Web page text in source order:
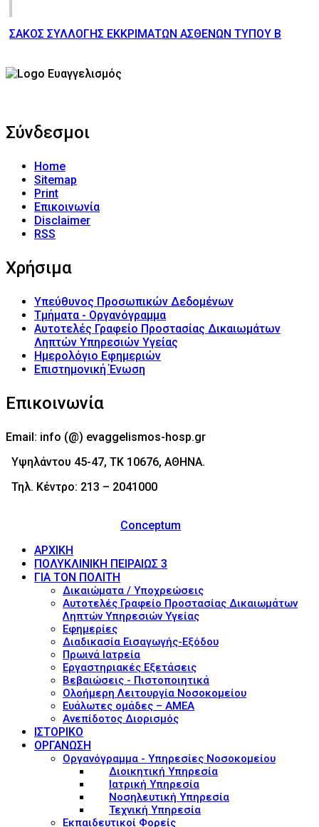
ΣΑΚΟΣ ΣΥΛΛΟΓΗΣ ΕΚΚΡΙΜΑΤΩΝ ΑΣΘΕΝΩΝ ΤΥΠΟΥ Β
Σύνδεσμοι
Home
Sitemap
Print
Επικοινωνία
Disclaimer
RSS
Χρήσιμα
Υπεύθυνος Προσωπικών Δεδομένων
Τμήματα - Οργανόγραμμα
Αυτοτελές Γραφείο Προστασίας Δικαιωμάτων
Ληπτών Υπηρεσιών Υγείας
Ημερολόγιο Εφημεριών
Επιστημονική Ένωση
Επικοινωνία
Email: info (@) evaggelismos-hosp.gr
Υψηλάντου 45-47, ΤΚ 10676, ΑΘΗΝΑ.
Τηλ. Κέντρο: 213 – 2041000
Conceptum
ΑΡΧΙΚΗ
ΠΟΛΥΚΛΙΝΙΚΗ ΠΕΙΡΑΙΩΣ 3
ΓΙΑ ΤΟΝ ΠΟΛΙΤΗ
Δικαιώματα / Υποχρεώσεις
Αυτοτελές Γραφείο Προστασίας Δικαιωμάτων
Ληπτών Υπηρεσιών Υγείας
Εφημερίες
Διαδικασία Εισαγωγής-Εξόδου
Πρωινά Ιατρεία
Εργαστηριακές Εξετάσεις
Βεβαιώσεις - Πιστοποιητικά
Ολοήμερη Λειτουργία Νοσοκομείου
Ευάλωτες ομάδες – ΑΜΕΑ
Ανεπίδοτος Διορισμός
ΙΣΤΟΡΙΚΟ
ΟΡΓΑΝΩΣΗ
Οργανόγραμμα - Υπηρεσίες Νοσοκομείου
Διοικητική Υπηρεσία
Ιατρική Υπηρεσία
Νοσηλευτική Υπηρεσία
Τεχνική Υπηρεσία
Εκπαιδευτικοί Φορείς